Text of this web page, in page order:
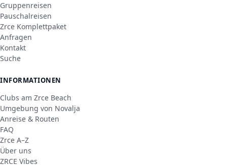
Gruppenreisen
Pauschalreisen
Zrce Komplettpaket
Anfragen
Kontakt
Suche
INFORMATIONEN
Clubs am Zrce Beach
Umgebung von Novalja
Anreise & Routen
FAQ
Zrce A–Z
Über uns
ZRCE Vibes